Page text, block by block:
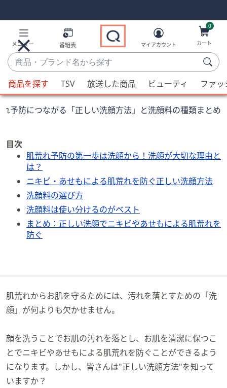
Links
Links2
メニュー 番組表
商
品・
ブ
ラ
ン
か
候
補
利
可
能
た
は
ッ
チ
デ
バ
イ
マイアカウント
0
カート
商品を探す TSV 放送した商品 ビューティ ファ
予防につながる「正しい洗顔方法」と洗顔料の種類まとめ
目次
肌荒れ予防の第一歩は洗顔から！洗顔が大切な理由と
は？
ニキビ・あせもによる肌荒れを防ぐ正しい洗顔方法
洗顔料の選び方
洗顔料は使い分けるのがベスト
まとめ：正しい洗顔でニキビやあせもによる肌荒れを
防ぐ
肌荒れからお肌を守るためには、汚れを落とすための「洗
顔」が何よりも欠かせません。
顔を洗うことでお肌の汚れを落とし、お肌を清潔に保つこ
とでニキビやあせもによる肌荒れを防ぐことができるよう
になります。しかし、皆さんは"正しい洗顔方法"を知って
いますか？